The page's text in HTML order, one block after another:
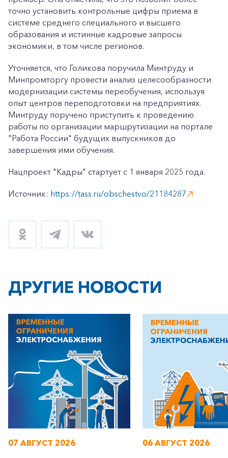
+7-800-700-24-57
Частным клиентам
Корпоративным клиентам
точно установить контрольные цифры приема в
системе среднего специального и высшего
образования и истинные кадровые запросы
экономики, в том числе регионов.
Уточняется, что Голикова поручила Минтруду и
Минпромторгу провести анализ целесообразности
модернизации системы переобучения, используя
опыт центров переподготовки на предприятиях.
Минтруду поручено приступить к проведению
работы по организации маршрутизации на портале
"Работа России" будущих выпускников до
завершения ими обучения.
Нацпроект "Кадры" стартует с 1 января 2025 года.
Источник: https://tass.ru/obschestvo/21184287
ДРУГИЕ НОВОСТИ
07 АВГУСТ 2026 06 АВГУСТ 2026